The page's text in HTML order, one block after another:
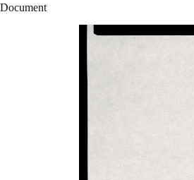
Document